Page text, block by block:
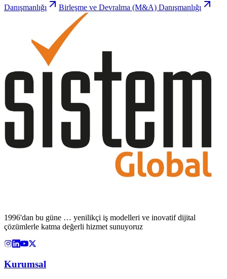
Danışmanlığı
Birleşme ve Devralma (M&A) Danışmanlığı
1996'dan bu güne … yenilikçi iş modelleri ve inovatif dijital
çözümlerle katma değerli hizmet sunuyoruz
Kurumsal